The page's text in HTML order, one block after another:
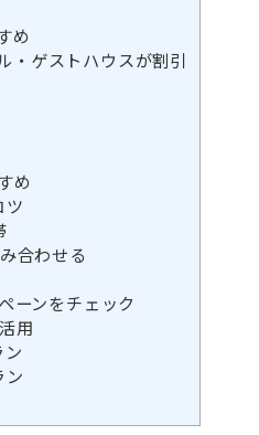
め
・ゲストハウスが割引
め
ツ
合わせる
ーンをチェック
用
ン
ン